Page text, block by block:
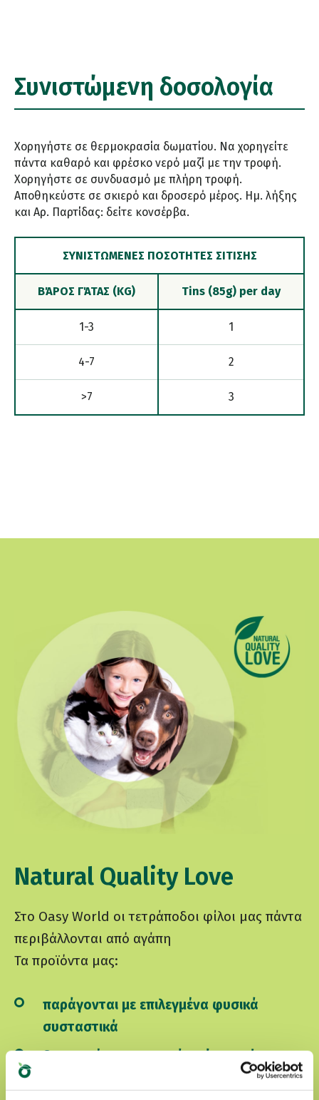
Συνιστώμενη δοσολογία
Χορηγήστε σε θερμοκρασία δωματίου. Να χορηγείτε
πάντα καθαρό και φρέσκο νερό μαζί με την τροφή.
Χορηγήστε σε συνδυασμό με πλήρη τροφή.
Αποθηκεύστε σε σκιερό και δροσερό μέρος. Ημ. λήξης
και Αρ. Παρτίδας: δείτε κονσέρβα.
ΣΥΝΙΣΤΏΜΕΝΕΣ ΠΟΣΌΤΗΤΕΣ ΣΊΤΙΣΗΣ
ΒΆΡΟΣ ΓΆΤΑΣ (KG) Tins (85g) per day
1-3 1
4-7 2
>7 3
Natural Quality Love
Στο Oasy World οι τετράποδοι φίλοι μας πάντα
περιβάλλονται από αγάπη
Τα προϊόντα μας:
παράγονται με επιλεγμένα φυσικά
συσταστικά
δεν περιέχουν τεχνητά χρώματα ή